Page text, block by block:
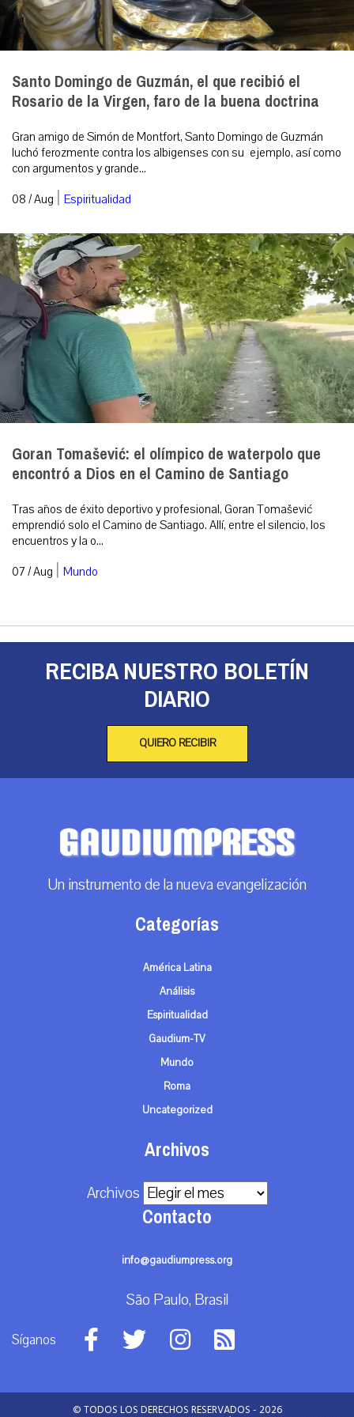
Santo Domingo de Guzmán, el que recibió el
Rosario de la Virgen, faro de la buena doctrina
Gran amigo de Simón de Montfort, Santo Domingo de Guzmán
luchó ferozmente contra los albigenses con su ejemplo, así como
con argumentos y grande...
08 / Aug | Espiritualidad
Goran Tomašević: el olímpico de waterpolo que
encontró a Dios en el Camino de Santiago
Tras años de éxito deportivo y profesional, Goran Tomašević
emprendió solo el Camino de Santiago. Allí, entre el silencio, los
encuentros y la o...
07 / Aug | Mundo
RECIBA NUESTRO BOLETÍN
DIARIO
QUIERO RECIBIR
Un instrumento de la nueva evangelización
Categorías
América Latina
Análisis
Espiritualidad
Gaudium-TV
Mundo
Roma
Uncategorized
Archivos
Archivos
Contacto
info@gaudiumpress.org
São Paulo, Brasil
Síganos
© TODOS LOS DERECHOS RESERVADOS - 2026